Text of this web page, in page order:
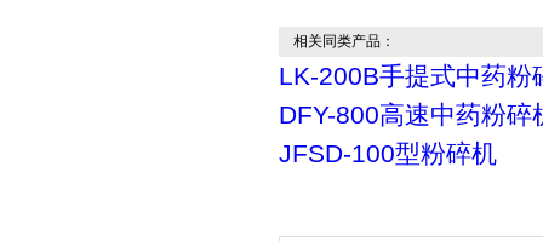
相关同类产品：
LK-200B手提式中药粉
DFY-800高速中药粉碎
JFSD-100型粉碎机